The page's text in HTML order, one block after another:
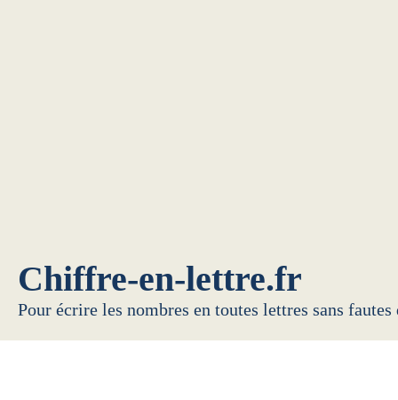
Chiffre-en-lettre.fr
Pour écrire les nombres en toutes lettres sans